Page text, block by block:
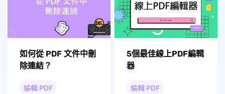
如何從 PDF 文件中刪
除連結？
編輯 PDF
5個最佳線上PDF編輯
器
編輯 PDF